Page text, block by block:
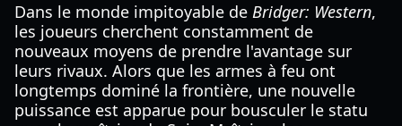
Dans le monde impitoyable de Bridger: Western,
les joueurs cherchent constamment de
nouveaux moyens de prendre l'avantage sur
leurs rivaux. Alors que les armes à feu ont
longtemps dominé la frontière, une nouvelle
puissance est apparue pour bousculer le statu